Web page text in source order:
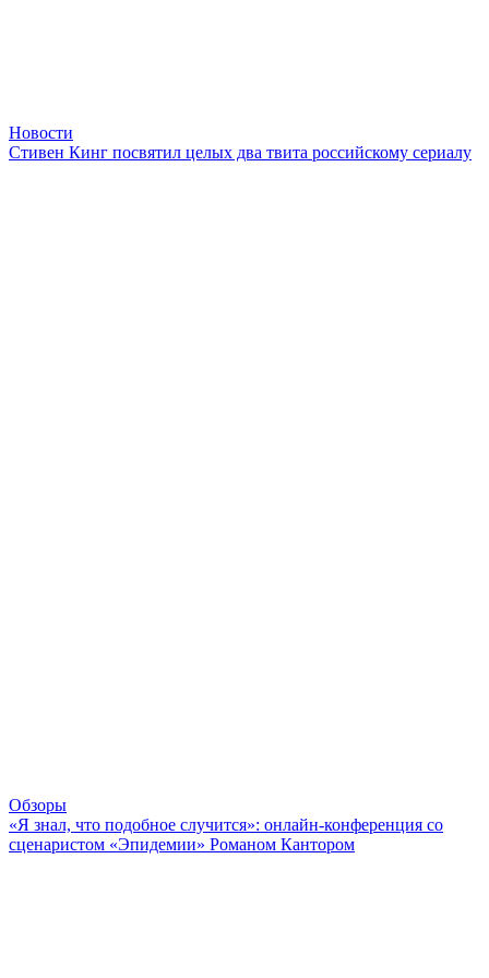
Новости
Стивен Кинг посвятил целых два твита российскому сериалу
Обзоры
«Я знал, что подобное случится»: онлайн-конференция со
сценаристом «Эпидемии» Романом Кантором